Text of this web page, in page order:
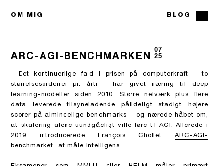
OM MIG BLOG
ARC-AGI-BENCHMARKEN
07
25
Det kontinuerlige fald i prisen på computerkraft – to
størrelsesordener pr. årti – har givet næring til deep
learning-modeller siden 2010. Større netværk plus flere
data leverede tilsyneladende pålideligt stadigt højere
scorer på almindelige benchmarks – og nærede håbet om,
at skalering alene uundgåeligt ville føre til AGI. Allerede i
2019 introducerede François Chollet ARC-AGI-
benchmarket.
at måle intelligens.